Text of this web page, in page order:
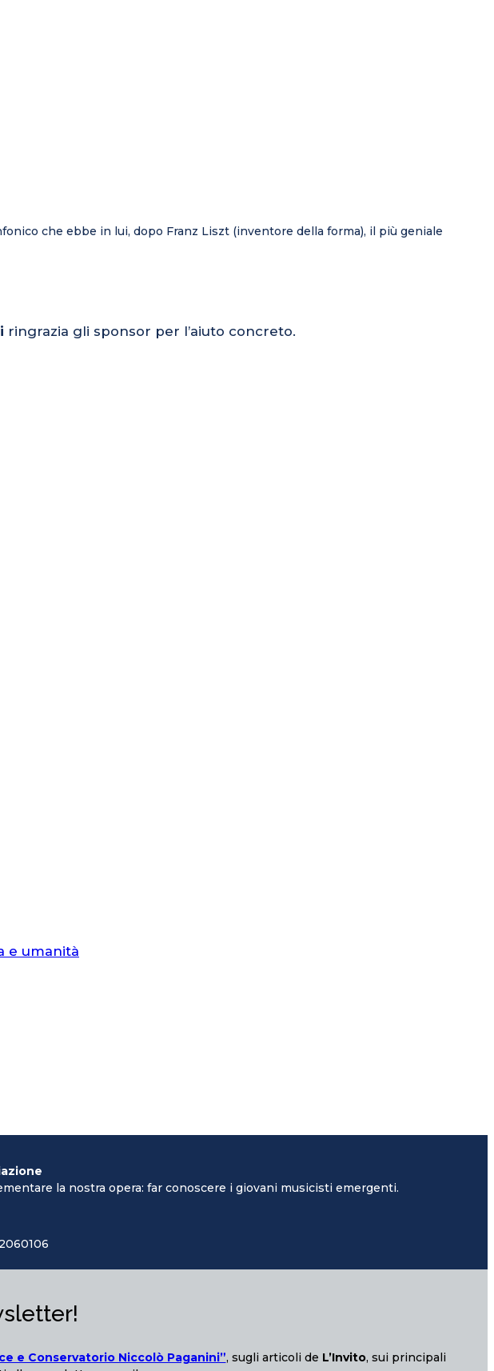
che ebbe in lui, dopo Franz Liszt (inventore della forma), il più geniale
ringrazia gli sponsor per l’aiuto concreto.
e umanità
la nostra opera: far conoscere i giovani musicisti emergenti.
e Conservatorio Niccolò Paganini”, sugli articoli de L’Invito, sui principali